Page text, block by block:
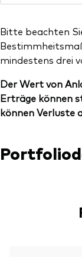
Bitte beachten
mindestens drei
Der Wert von
Erträge können
können Verluste